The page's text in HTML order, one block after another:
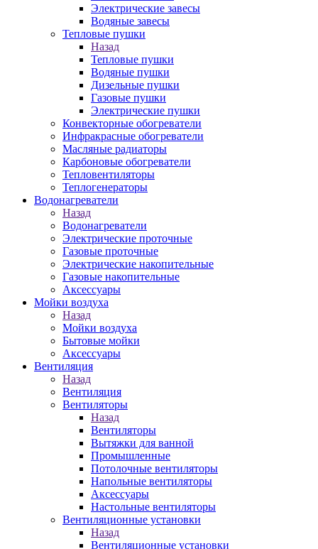
Электрические завесы
Водяные завесы
Тепловые пушки
Назад
Тепловые пушки
Водяные пушки
Дизельные пушки
Газовые пушки
Электрические пушки
Конвекторные обогреватели
Инфракрасные обогреватели
Масляные радиаторы
Карбоновые обогреватели
Тепловентиляторы
Теплогенераторы
Водонагреватели
Назад
Водонагреватели
Электрические проточные
Газовые проточные
Электрические накопительные
Газовые накопительные
Аксессуары
Мойки воздуха
Назад
Мойки воздуха
Бытовые мойки
Аксессуары
Вентиляция
Назад
Вентиляция
Вентиляторы
Назад
Вентиляторы
Вытяжки для ванной
Промышленные
Потолочные вентиляторы
Напольные вентиляторы
Аксессуары
Настольные вентиляторы
Вентиляционные установки
Назад
Вентиляционные установки